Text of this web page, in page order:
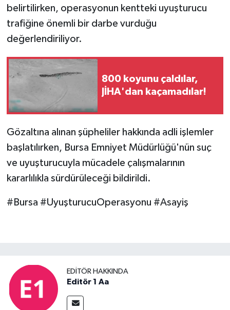
belirtilirken, operasyonun kentteki uyuşturucu
trafiğine önemli bir darbe vurduğu
değerlendiriliyor.
800 koyunu çaldılar,
JİHA'dan kaçamadılar!
Gözaltına alınan şüpheliler hakkında adli işlemler
başlatılırken, Bursa Emniyet Müdürlüğü'nün suç
ve uyuşturucuyla mücadele çalışmalarının
kararlılıkla sürdürüleceği bildirildi.
#Bursa #UyuşturucuOperasyonu #Asayiş
EDITÖR HAKKINDA
Editör 1 Aa